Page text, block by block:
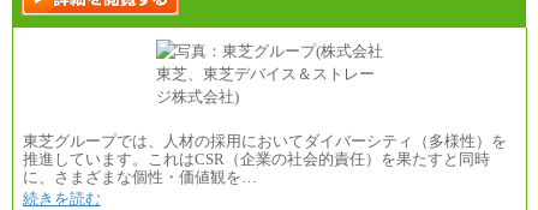
東芝グループでは、人材の採用においてダイバーシティ（多様性）を
推進しています。これはCSR（企業の社会的責任）を果たすと同時
に、さまざまな個性・価値観を…
続きを読む